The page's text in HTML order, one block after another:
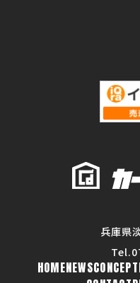
兵庫県
HOMENEWSCONCEPT